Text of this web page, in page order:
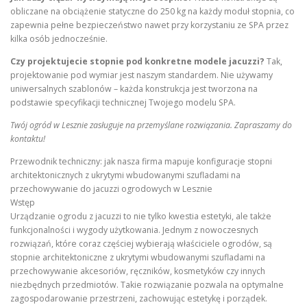
obliczane na obciążenie statyczne do 250 kg na każdy moduł stopnia, co
zapewnia pełne bezpieczeństwo nawet przy korzystaniu ze SPA przez
kilka osób jednocześnie.
Czy projektujecie stopnie pod konkretne modele jacuzzi? Tak,
projektowanie pod wymiar jest naszym standardem. Nie używamy
uniwersalnych szablonów – każda konstrukcja jest tworzona na
podstawie specyfikacji technicznej Twojego modelu SPA.
Twój ogród w Lesznie zasługuje na przemyślane rozwiązania. Zapraszamy do
kontaktu!
Przewodnik techniczny: jak nasza firma mapuje konfiguracje stopni
architektonicznych z ukrytymi wbudowanymi szufladami na
przechowywanie do jacuzzi ogrodowych w Lesznie
Wstęp
Urządzanie ogrodu z jacuzzi to nie tylko kwestia estetyki, ale także
funkcjonalności i wygody użytkowania. Jednym z nowoczesnych
rozwiązań, które coraz częściej wybierają właściciele ogrodów, są
stopnie architektoniczne z ukrytymi wbudowanymi szufladami na
przechowywanie akcesoriów, ręczników, kosmetyków czy innych
niezbędnych przedmiotów. Takie rozwiązanie pozwala na optymalne
zagospodarowanie przestrzeni, zachowując estetykę i porządek.